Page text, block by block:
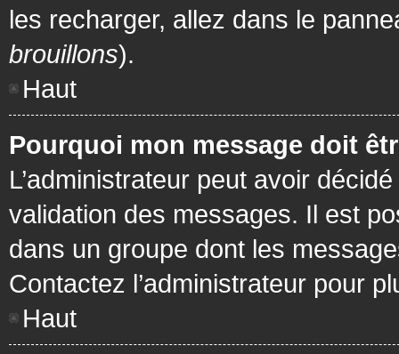
les recharger, allez dans le
brouillons).
Haut
Pourquoi mon message doit
L’administrateur peut avoir
validation des messages. Il est
dans un groupe dont les
Contactez l’administrateur pour
Haut